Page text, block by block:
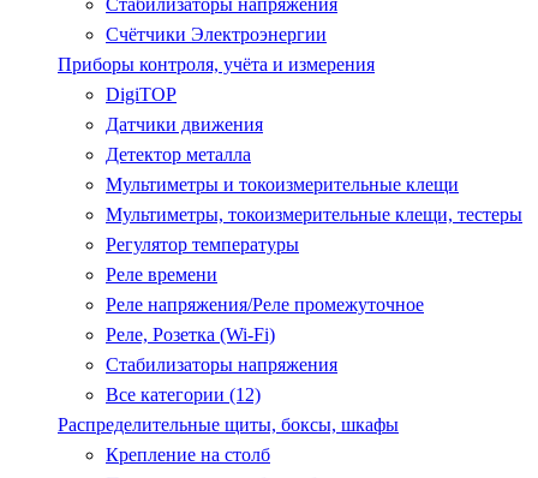
Стабилизаторы напряжения
Счётчики Электроэнергии
Приборы контроля, учёта и измерения
DigiTOP
Датчики движения
Детектор металла
Мультиметры и токоизмерительные клещи
Мультиметры, токоизмерительные клещи, тестеры
Регулятор температуры
Реле времени
Реле напряжения/Реле промежуточное
Реле, Розетка (Wi-Fi)
Стабилизаторы напряжения
Все категории (12)
Распределительные щиты, боксы, шкафы
Крепление на столб